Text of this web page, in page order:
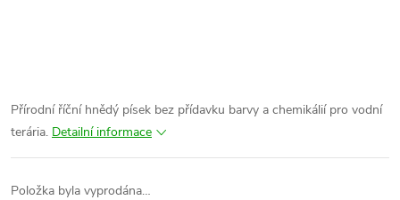
Přírodní říční hnědý písek bez přídavku barvy a chemikálií pro vodní
terária. Detailní informace
Položka byla vyprodána…